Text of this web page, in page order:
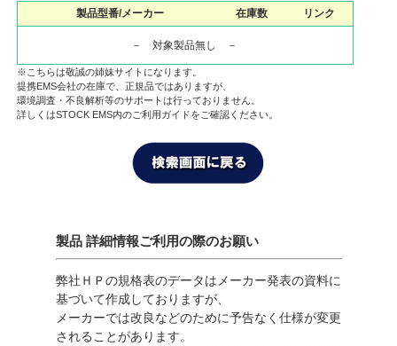
製品型番/メーカー 在庫数 リンク
－ 対象製品無し －
※こちらは敬誠の姉妹サイトになります。
提携EMS会社の在庫で、正規品ではありますが、
環境調査・不良解析等のサポートは行っておりません。
詳しくはSTOCK EMS内のご利用ガイドをご確認ください。
製品 詳細情報ご利用の際のお願い
弊社ＨＰの規格表のデータはメーカー発表の資料に
基づいて作成しておりますが、
メーカーでは改良などのために予告なく仕様が変更
されることがあります。